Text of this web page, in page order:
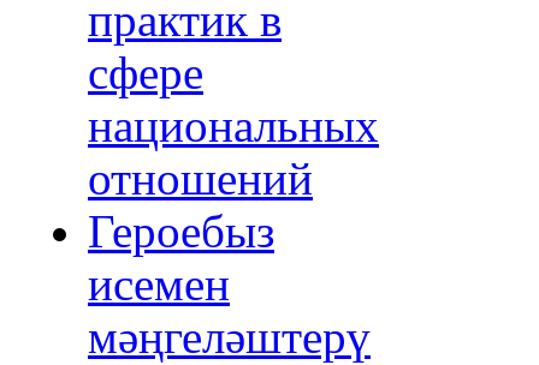
практик в
сфере
национальных
отношений
Героебыз
исемен
мәңгеләштерү